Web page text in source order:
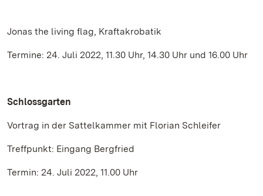
Jonas the living flag, Kraftakrobatik
Termine: 24. Juli 2022, 11.30 Uhr, 14.30 Uhr und 16.00 Uhr
Schlossgarten
Vortrag in der Sattelkammer mit Florian Schleifer
Treffpunkt: Eingang Bergfried
Termin: 24. Juli 2022, 11.00 Uhr